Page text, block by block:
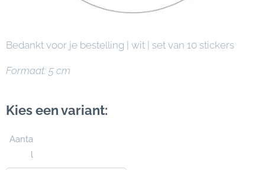
Bedankt voor je bestelling | wit | set van 10 stickers
Formaat: 5 cm
Kies een variant:
Aanta
l